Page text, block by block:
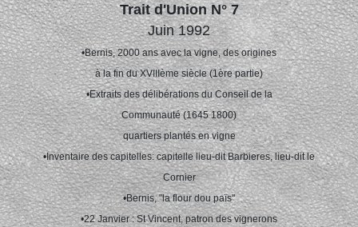
Trait d'Union N° 7
Juin 1992
•Bernis, 2000 ans avec la vigne, des origines
à la fin du XVIIIème siècle (1ère partie)
•Extraits des délibérations du Conseil de la
Communauté (1645 1800)
quartiers plantés en vigne
•Inventaire des capitelles: capitelle lieu-dit Barbieres, lieu-dit le
Cornier
•Bernis, "la flour dou païs"
•22 Janvier : St Vincent, patron des vignerons